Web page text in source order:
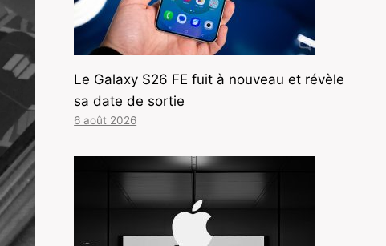
Le Galaxy S26 FE fuit à nouveau et révèle
sa date de sortie
6 août 2026